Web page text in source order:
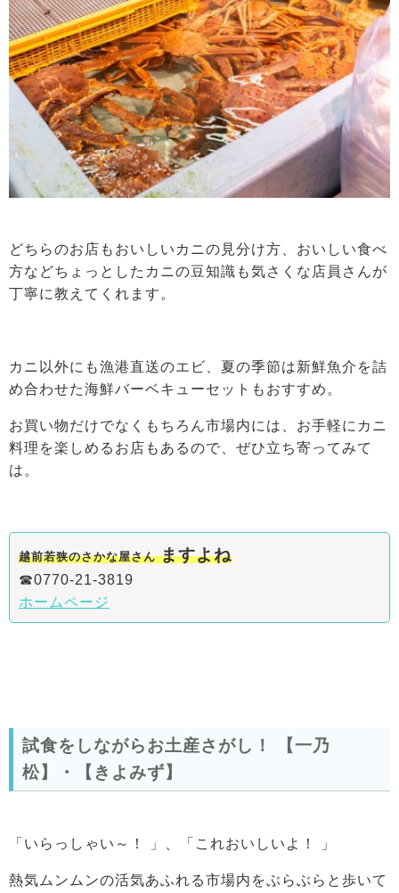
どちらのお店もおいしいカニの見分け方、おいしい食べ
方などちょっとしたカニの豆知識も気さくな店員さんが
丁寧に教えてくれます。
カニ以外にも漁港直送のエビ、夏の季節は新鮮魚介を詰
め合わせた海鮮バーベキューセットもおすすめ。
お買い物だけでなくもちろん市場内には、お手軽にカニ
料理を楽しめるお店もあるので、ぜひ立ち寄ってみて
は。
越前若狭のさかな屋さんますよね
☎0770-21-3819
ホームページ
試食をしながらお土産さがし！ 【一乃
松】・【きよみず】
「いらっしゃい～！ 」、「これおいしいよ！ 」
熱気ムンムンの活気あふれる市場内をぶらぶらと歩いて